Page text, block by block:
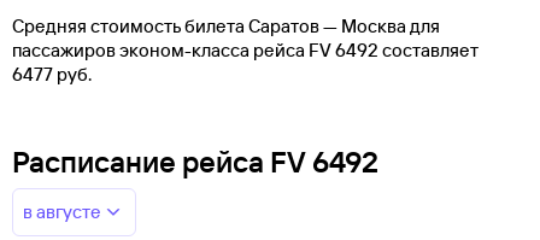
Средняя стоимость билета Саратов — Москва для
пассажиров эконом-класса рейса FV 6492 составляет
6477 руб.
Расписание рейса FV 6492
в августе